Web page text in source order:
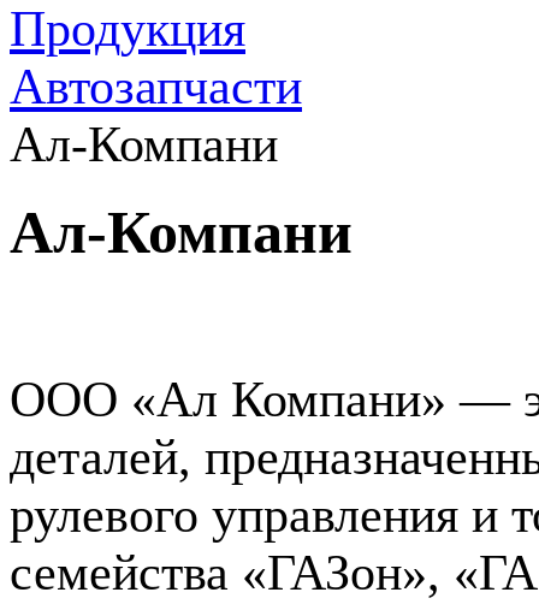
Продукция
Автозапчасти
Ал-Компани
Ал-Компани
ООО «Ал Компани» —
деталей,
рулевого управления и
семейства «ГАЗон»,